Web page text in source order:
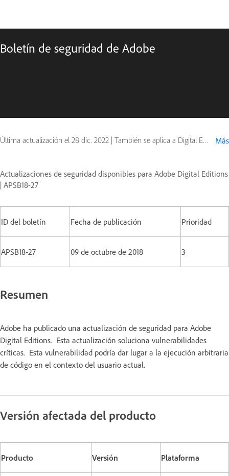
Boletín de seguridad de Adobe
Última actualización el 28 dic. 2022 | También se aplica a Digital Editions Más
Actualizaciones de seguridad disponibles para Adobe Digital Editions
| APSB18-27
ID del boletín Fecha de publicación Prioridad
APSB18-27 09 de octubre de 2018 3
Resumen
Adobe ha publicado una actualización de seguridad para Adobe
Digital Editions. Esta actualización soluciona vulnerabilidades
críticas. Esta vulnerabilidad podría dar lugar a la ejecución arbitraria
de código en el contexto del usuario actual.
Versión afectada del producto
Producto Versión Plataforma